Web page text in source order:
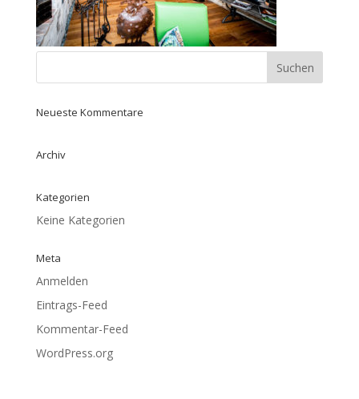
Neueste Kommentare
Archiv
Kategorien
Keine Kategorien
Meta
Anmelden
Eintrags-Feed
Kommentar-Feed
WordPress.org